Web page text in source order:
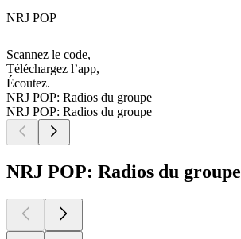
NRJ POP
Scannez le code,
Téléchargez l’app,
Écoutez.
NRJ POP: Radios du groupe
NRJ POP: Radios du groupe
NRJ POP: Radios du groupe